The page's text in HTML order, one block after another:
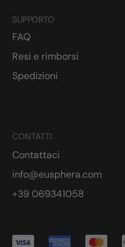
CONTATTI
Contattaci
info@eusphera.com
+39 069341058
SUPPORTO
FAQ
Resi e rimborsi
Spedizioni